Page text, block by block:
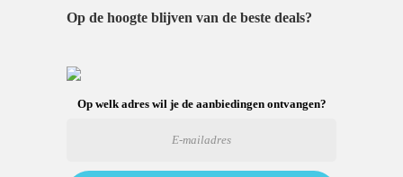
Op de hoogte blijven van de beste deals?
Op welk adres wil je de aanbiedingen ontvangen?